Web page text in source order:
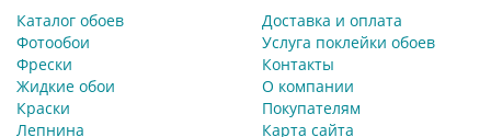
Каталог обоев
Фотообои
Фрески
Жидкие обои
Краски
Лепнина
Доставка и оплата
Услуга поклейки обоев
Контакты
О компании
Покупателям
Карта сайта